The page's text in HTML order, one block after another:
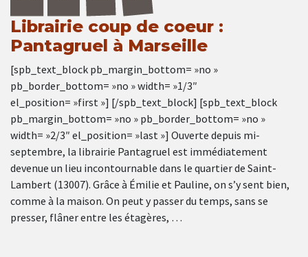
Librairie coup de coeur :
Pantagruel à Marseille
[spb_text_block pb_margin_bottom= »no »
pb_border_bottom= »no » width= »1/3″
el_position= »first »] [/spb_text_block] [spb_text_block
pb_margin_bottom= »no » pb_border_bottom= »no »
width= »2/3″ el_position= »last »] Ouverte depuis mi-
septembre, la librairie Pantagruel est immédiatement
devenue un lieu incontournable dans le quartier de Saint-
Lambert (13007). Grâce à Émilie et Pauline, on s’y sent bien,
comme à la maison. On peut y passer du temps, sans se
presser, flâner entre les étagères, …